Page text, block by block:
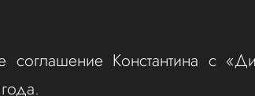
соглашение Константина с